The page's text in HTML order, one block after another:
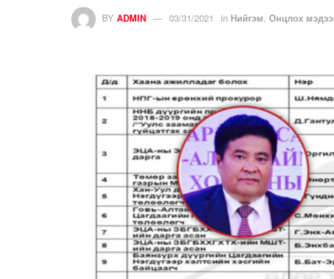
BY ADMIN 03/31/2021 in Нийгэм, Онцлох мэдээ